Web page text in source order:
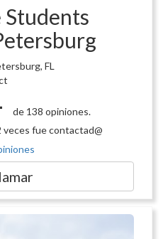
Students
FL
de 138 opiniones.
veces fue contactad@